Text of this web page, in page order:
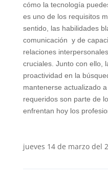
cómo la tecnología
es uno de los requisitos
sentido, las habilidades
comunicación y de
relaciones
cruciales. Junto con ello,
proactividad en la
mantenerse actualizado
requeridos son parte de
enfrentan hoy los
jueves 14 de marzo del